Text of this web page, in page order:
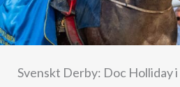
Svenskt Derby: Doc Holliday i